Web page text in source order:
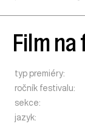
Film
typ premiéry:
ročník festivalu:
sekce:
jazyk: